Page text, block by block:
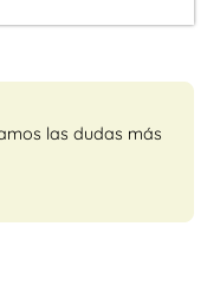
las dudas más